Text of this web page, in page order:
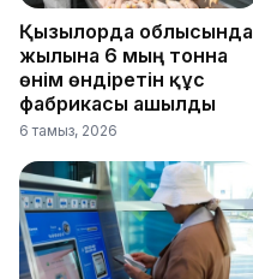
Қызылорда облысында
жылына 6 мың тонна
өнім өндіретін құс
фабрикасы ашылды
6 тамыз, 2026